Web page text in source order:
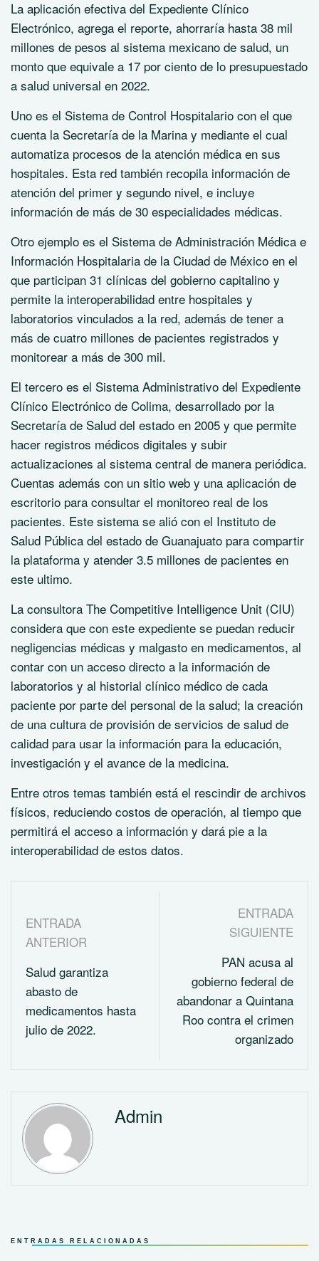
La aplicación efectiva del Expediente Clínico
Electrónico, agrega el reporte, ahorraría hasta 38 mil
millones de pesos al sistema mexicano de salud, un
monto que equivale a 17 por ciento de lo presupuestado
a salud universal en 2022.
Uno es el Sistema de Control Hospitalario con el que
cuenta la Secretaría de la Marina y mediante el cual
automatiza procesos de la atención médica en sus
hospitales. Esta red también recopila información de
atención del primer y segundo nivel, e incluye
información de más de 30 especialidades médicas.
Otro ejemplo es el Sistema de Administración Médica e
Información Hospitalaria de la Ciudad de México en el
que participan 31 clínicas del gobierno capitalino y
permite la interoperabilidad entre hospitales y
laboratorios vinculados a la red, además de tener a
más de cuatro millones de pacientes registrados y
monitorear a más de 300 mil.
El tercero es el Sistema Administrativo del Expediente
Clínico Electrónico de Colima, desarrollado por la
Secretaría de Salud del estado en 2005 y que permite
hacer registros médicos digitales y subir
actualizaciones al sistema central de manera periódica.
Cuentas además con un sitio web y una aplicación de
escritorio para consultar el monitoreo real de los
pacientes. Este sistema se alió con el Instituto de
Salud Pública del estado de Guanajuato para compartir
la plataforma y atender 3.5 millones de pacientes en
este ultimo.
La consultora The Competitive Intelligence Unit (CIU)
considera que con este expediente se puedan reducir
negligencias médicas y malgasto en medicamentos, al
contar con un acceso directo a la información de
laboratorios y al historial clínico médico de cada
paciente por parte del personal de la salud; la creación
de una cultura de provisión de servicios de salud de
calidad para usar la información para la educación,
investigación y el avance de la medicina.
Entre otros temas también está el rescindir de archivos
físicos, reduciendo costos de operación, al tiempo que
permitirá el acceso a información y dará pie a la
interoperabilidad de estos datos.
ENTRADA
ANTERIOR
Salud garantiza
abasto de
medicamentos hasta
julio de 2022.
ENTRADA
SIGUIENTE
PAN acusa al
gobierno federal de
abandonar a Quintana
Roo contra el crimen
organizado
Admin
ENTRADAS RELACIONADAS